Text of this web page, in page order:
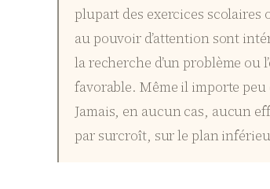
plupart des exercices
au pouvoir d’attention sont
la recherche d’un problème ou
favorable. Même il importe peu
Jamais, en aucun cas, aucun
par surcroît, sur le plan